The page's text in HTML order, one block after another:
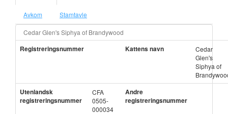
Avkom Stamtavle
Cedar Glen's Siphya of Brandywood
Registreringsnummer Kattens navn
Cedar
Glen's
Siphya of
Utenlandsk
registreringsnummer
CFA
0505-
000034
Andre
registreringsnummer